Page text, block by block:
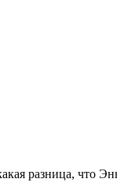
разница, что